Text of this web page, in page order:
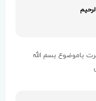
باموضوع بسم الله